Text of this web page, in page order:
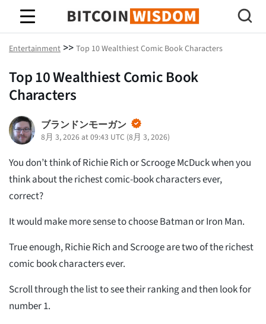
ビットコインの知恵
Entertainment >> Top 10 Wealthiest Comic Book Characters
Top 10 Wealthiest Comic Book
Characters
ブランドンモーガン
8月 3, 2026 at 09:43 UTC (8月 3, 2026)
You don’t think of Richie Rich or Scrooge McDuck when you
think about the richest comic-book characters ever,
correct?
It would make more sense to choose Batman or Iron Man.
True enough, Richie Rich and Scrooge are two of the richest
comic book characters ever.
Scroll through the list to see their ranking and then look for
number 1.